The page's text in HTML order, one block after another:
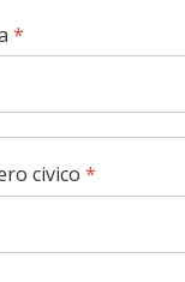
*
civico *